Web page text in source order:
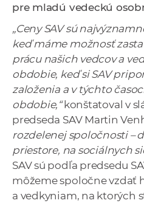
pre mladú vedeckú
„Ceny SAV sú
keď máme možnosť
prácu našich vedcov a
obdobie, keď si SAV
založenia a v týchto
obdobie,“konštatoval v
predseda SAV Martin
rozdelenej spoločnosti –
priestore, na sociálnych
SAV sú podľa predsedu
môžeme spoločne vzdať
a vedkyniam, na ktorých